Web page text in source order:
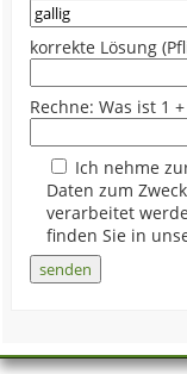
korrekte Lösung
Rechne: Was ist 1 +
Ich nehme
Daten zum
verarbeitet
finden Sie in